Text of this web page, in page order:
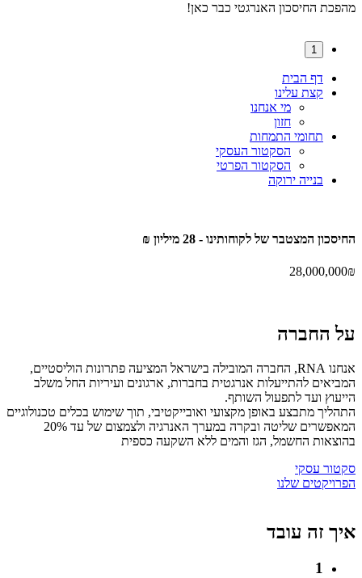
מהפכת החיסכון האנרגטי כבר כאן!
1
דף הבית
קצת עלינו
מי אנחנו
חזון
תחומי התמחות
הסקטור העסקי
הסקטור הפרטי
בנייה ירוקה
החיסכון המצטבר של לקוחותינו -
28,000,000₪
על החברה
אנחנו RNA, החברה המובילה בישראל המציעה פתרונות הוליסטיים,
המביאים להתייעלות אנרגטית בחברות, ארגונים ועיריות החל משלב
הייעוץ ועד לתפעול השותף.
התהליך מתבצע באופן מקצועי ואובייקטיבי, תוך שימוש בכלים טכנולוגיים
המאפשרים שליטה ובקרה במערך האנרגיה ולצמצום של עד 20%
בהוצאות החשמל, הגז והמים ללא השקעה כספית
סקטור עסקי
הפרויקטים שלנו
איך זה עובד
1